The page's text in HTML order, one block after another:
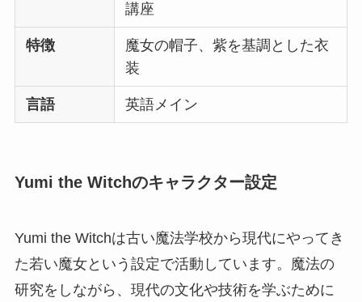
講座
特徴
魔女の帽子、紫を基調とした衣
装
言語 英語メイン
Yumi the Witchのキャラクター設定
Yumi the Witchは古い魔法学校から現代にやってき
た若い魔女という設定で活動しています。魔法の
研究をしながら、現代の文化や技術を学ぶために